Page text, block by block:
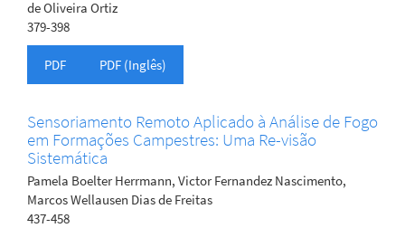
de Oliveira Ortiz
379-398
PDF PDF (Inglês)
Sensoriamento Remoto Aplicado à Análise de Fogo
em Formações Campestres: Uma Re-visão
Sistemática
Pamela Boelter Herrmann, Victor Fernandez Nascimento,
Marcos Wellausen Dias de Freitas
437-458